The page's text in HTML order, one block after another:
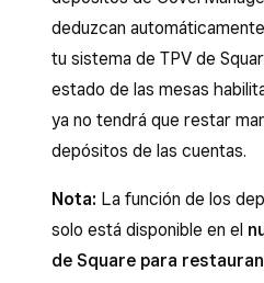
deduzcan
tu sistema de TPV de
estado de las mesas
ya no tendrá que restar
depósitos de las cuentas.
Nota: La función de los
solo está disponible en el
de Square para